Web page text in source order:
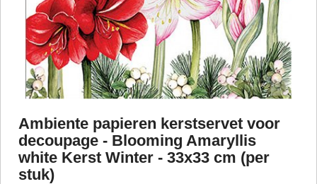
Ambiente papieren kerstservet voor
decoupage - Blooming Amaryllis
white Kerst Winter - 33x33 cm (per
stuk)